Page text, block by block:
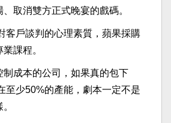
取消雙方正式晚宴的戲碼。
客戶談判的心理素質，蘋果採購
課程。
制成本的公司，如果真的包下
至少50%的產能，劇本一定不是